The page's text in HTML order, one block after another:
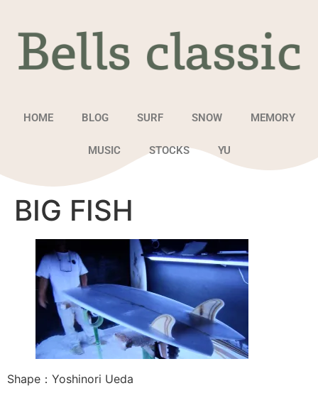
HOME BLOG SURF SNOW MEMORY
MUSIC STOCKS YU
BIG FISH
Shape：Yoshinori Ueda